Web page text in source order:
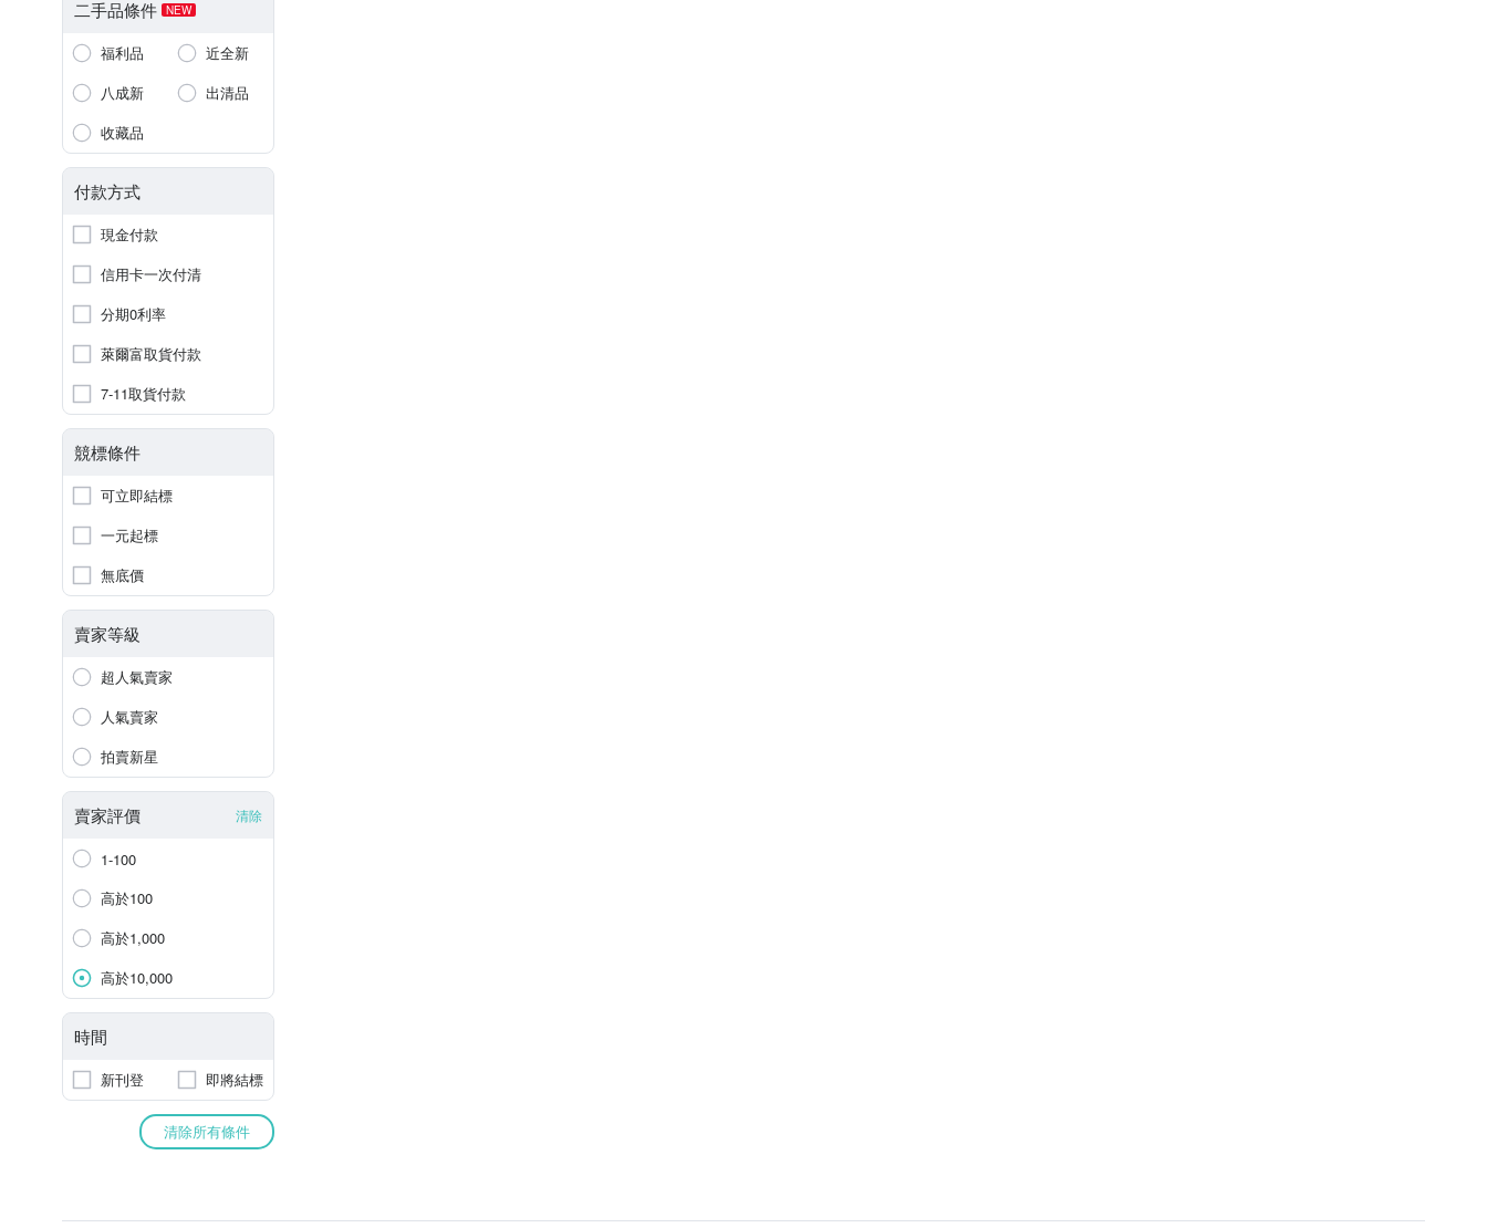
二手品條件 NEW
福利品
近全新
八成新
出清品
收藏品
付款方式
現金付款
信用卡一次付清
分期0利率
萊爾富取貨付款
7-11取貨付款
競標條件
可立即結標
一元起標
無底價
賣家等級
超人氣賣家
人氣賣家
拍賣新星
賣家評價 清除
1-100
高於100
高於1,000
高於10,000
時間
新刊登 即將結標
清除所有條件